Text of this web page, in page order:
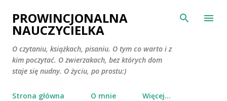
Przejdź do głównej zawartości
PROWINCJONALNA
NAUCZYCIELKA
O czytaniu, książkach, pisaniu. O tym co warto i z
kim poczytać. O zwierzakach, bez których dom
staje się nudny. O życiu, po prostu:)
Strona główna O mnie Więcej…